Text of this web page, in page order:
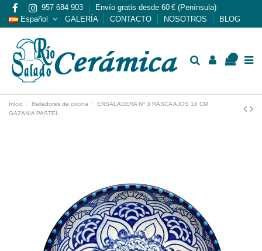
957 684 903
Envío gratis desde 60 € (Península)
Español
GALERÍA CONTACTO NOSOTROS BLOG
Inicio Ralladores de cocina
ENSALADERA Nº 3 RASCA AJOS 18 CM
GAZANIA PASTEL